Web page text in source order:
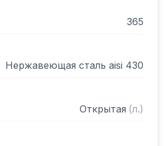
365
Нержавеющая сталь aisi 430
Открытая (л.)